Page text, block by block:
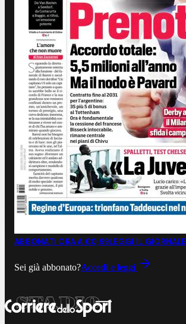
ABBONATI ORA A €0,99LEGGI IL GIORNALE
Sei già abbonato?Accedi e leggi